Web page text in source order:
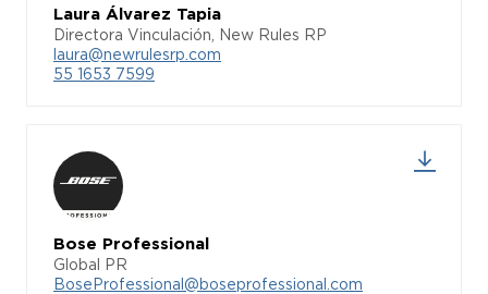
Laura Álvarez Tapia
Directora Vinculación, New Rules RP
laura@newrulesrp.com
55 1653 7599
Bose Professional
Global PR
BoseProfessional@boseprofessional.com